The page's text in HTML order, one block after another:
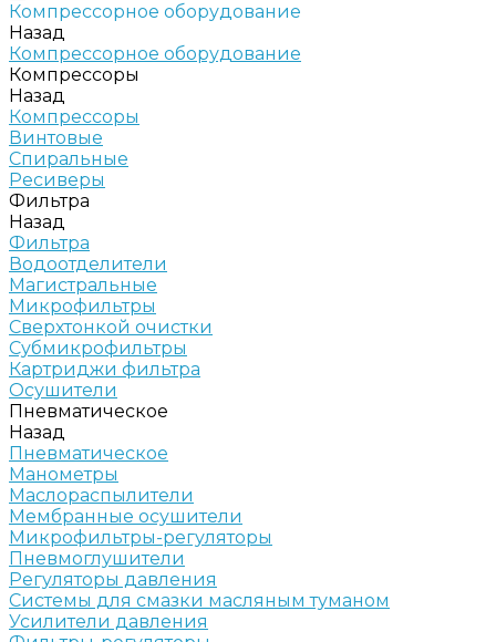
Компрессорное оборудование
Назад
Компрессорное оборудование
Компрессоры
Назад
Компрессоры
Винтовые
Спиральные
Ресиверы
Фильтра
Назад
Фильтра
Водоотделители
Магистральные
Микрофильтры
Сверхтонкой очистки
Субмикрофильтры
Картриджи фильтра
Осушители
Пневматическое
Назад
Пневматическое
Манометры
Маслораспылители
Мембранные осушители
Микрофильтры-регуляторы
Пневмоглушители
Регуляторы давления
Системы для смазки масляным туманом
Усилители давления